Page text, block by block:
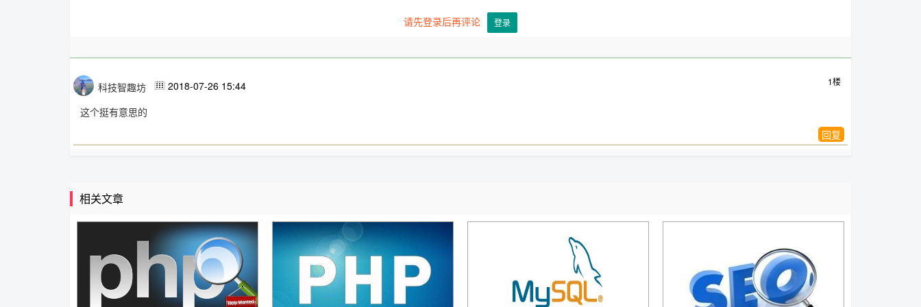
请先登录后再评论 登录
科技智趣坊  2018-07-26 15:44 1楼
这个挺有意思的
回复
相关文章